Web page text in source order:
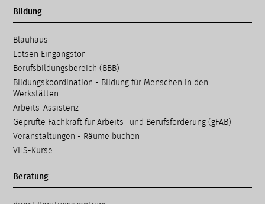
Bildung
Navigation
überspringen
Blauhaus
Lotsen Eingangstor
Berufsbildungsbereich (BBB)
Bildungskoordination - Bildung für Menschen in den
Werkstätten
Arbeits-Assistenz
Geprüfte Fachkraft für Arbeits- und Berufsförderung (gFAB)
Veranstaltungen - Räume buchen
VHS-Kurse
Beratung